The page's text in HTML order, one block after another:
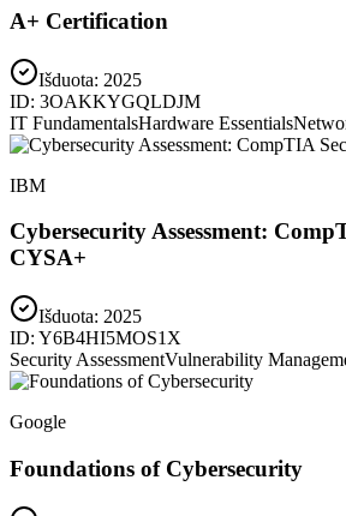
A+ Certification
Išduota: 2025
ID: 3OAKKYGQLDJM
IT FundamentalsHardware Essentials
IBM
Cybersecurity Assessment:
CYSA+
Išduota: 2025
ID: Y6B4HI5MOS1X
Security AssessmentVulnerability
Google
Foundations of Cybersecurity